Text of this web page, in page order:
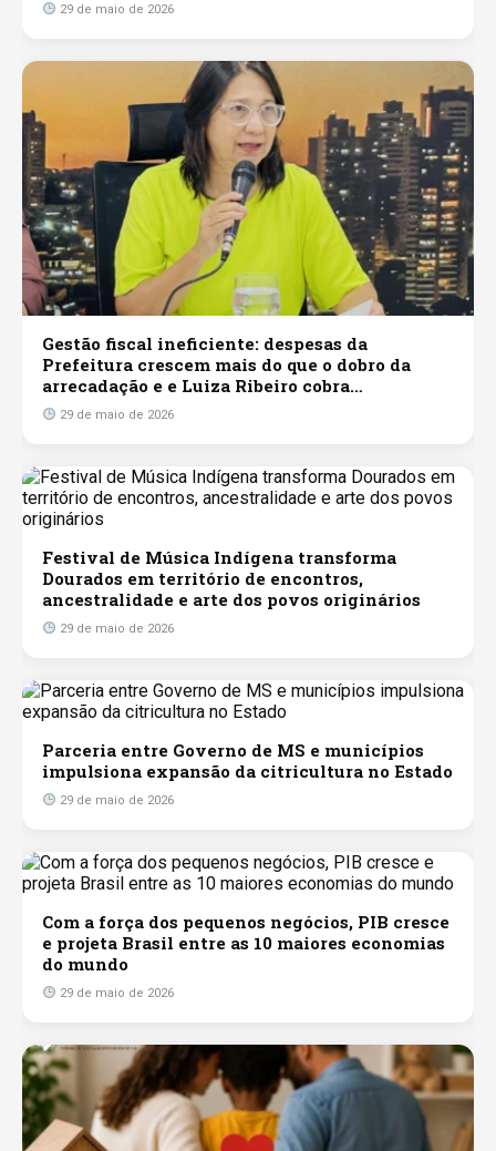
29 de maio de 2026
Gestão fiscal ineficiente: despesas da
Prefeitura crescem mais do que o dobro da
arrecadação e e Luiza Ribeiro cobra
investigação sobre contratos públicos
29 de maio de 2026
Festival de Música Indígena transforma
Dourados em território de encontros,
ancestralidade e arte dos povos originários
29 de maio de 2026
Parceria entre Governo de MS e municípios
impulsiona expansão da citricultura no Estado
29 de maio de 2026
Com a força dos pequenos negócios, PIB cresce
e projeta Brasil entre as 10 maiores economias
do mundo
29 de maio de 2026